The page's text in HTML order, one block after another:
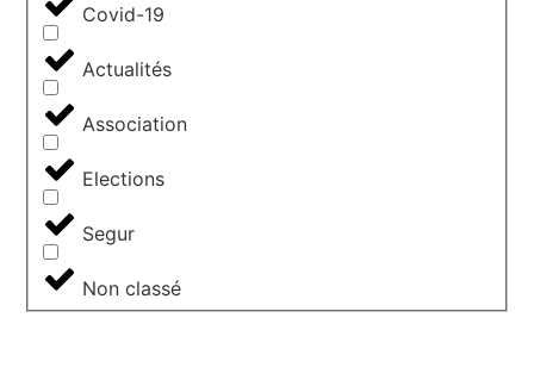
Covid-19
Actualités
Association
Elections
Segur
Non classé